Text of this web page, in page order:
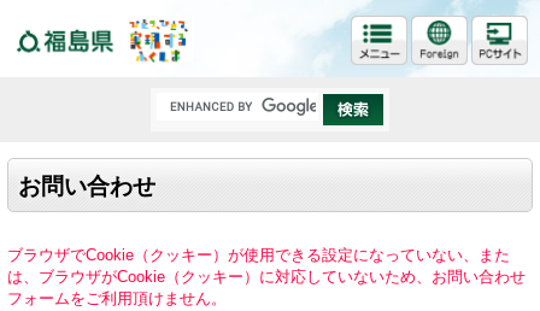
お問い合わせ
ブラウザでCookie（クッキー）が使用できる設定になっていない、また
は、ブラウザがCookie（クッキー）に対応していないため、お問い合わせ
フォームをご利用頂けません。